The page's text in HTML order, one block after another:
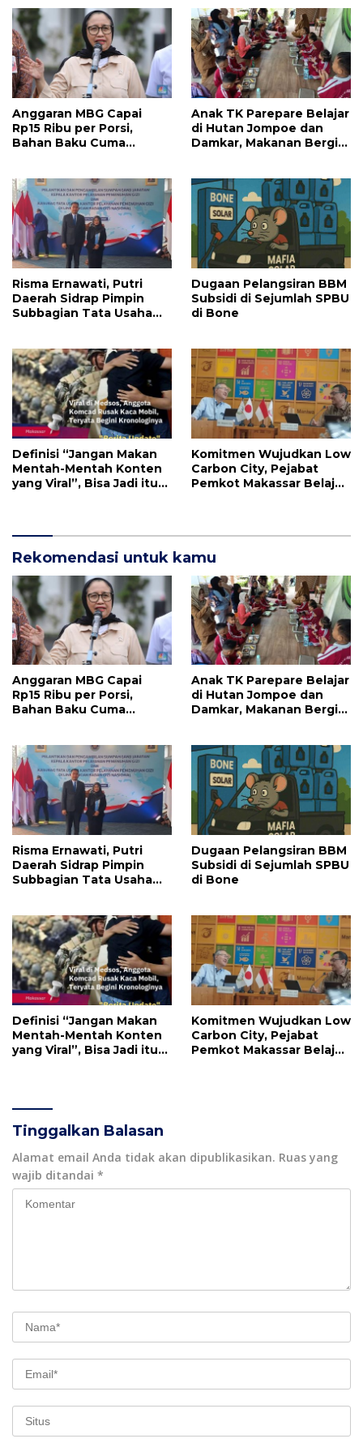
Anggaran MBG Capai
Rp15 Ribu per Porsi,
Bahan Baku Cuma
ke Mana?
Anak TK Parepare Belajar
di Hutan Jompoe dan
Damkar, Makanan Bergizi
Risma Ernawati, Putri
Daerah Sidrap Pimpin
Subbagian Tata Usaha
‎Dugaan Pelangsiran BBM
Subsidi di Sejumlah SPBU
di Bone
Definisi “Jangan Makan
Mentah-Mentah Konten
yang Viral”, Bisa Jadi itu
Komitmen Wujudkan Low
Carbon City, Pejabat
Pemkot Makassar Belajar
Rekomendasi untuk kamu
Anggaran MBG Capai
Rp15 Ribu per Porsi,
Bahan Baku Cuma
ke Mana?
Anak TK Parepare Belajar
di Hutan Jompoe dan
Damkar, Makanan Bergizi
Risma Ernawati, Putri
Daerah Sidrap Pimpin
Subbagian Tata Usaha
‎Dugaan Pelangsiran BBM
Subsidi di Sejumlah SPBU
di Bone
Definisi “Jangan Makan
Mentah-Mentah Konten
yang Viral”, Bisa Jadi itu
Komitmen Wujudkan Low
Carbon City, Pejabat
Pemkot Makassar Belajar
Tinggalkan Balasan
Alamat email Anda tidak akan dipublikasikan. Ruas yang
wajib ditandai *